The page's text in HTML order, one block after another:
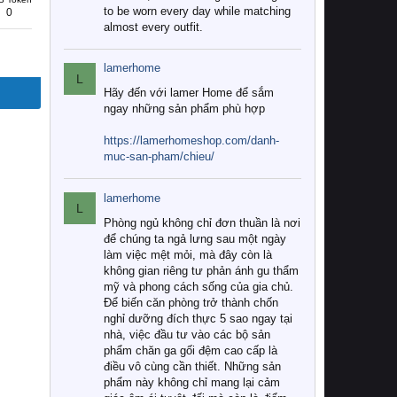
0
to be worn every day while matching
almost every outfit.
L
lamerhome
Hãy đến với lamer Home để sắm
ngay những sản phẩm phù hợp
https://lamerhomeshop.com/danh-
muc-san-pham/chieu/
L
lamerhome
Phòng ngủ không chỉ đơn thuần là nơi
để chúng ta ngả lưng sau một ngày
làm việc mệt mỏi, mà đây còn là
không gian riêng tư phản ánh gu thẩm
mỹ và phong cách sống của gia chủ.
Để biến căn phòng trở thành chốn
nghỉ dưỡng đích thực 5 sao ngay tại
nhà, việc đầu tư vào các bộ sản
phẩm chăn ga gối đệm cao cấp là
điều vô cùng cần thiết. Những sản
phẩm này không chỉ mang lại cảm